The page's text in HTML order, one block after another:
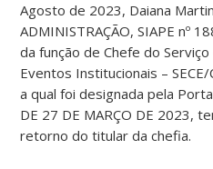
Agosto de 2023, Daiana
ADMINISTRAÇÃO, SIAPE nº
da função de Chefe do
Eventos Institucionais –
a qual foi designada pela
DE 27 DE MARÇO DE 2023,
retorno do titular da chefia.